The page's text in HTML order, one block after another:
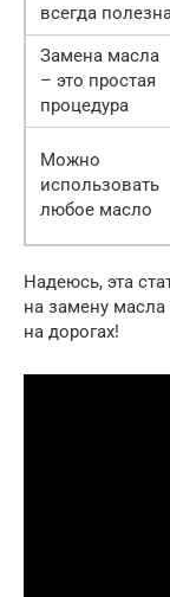
всегда
Замена масла
– это простая
процедура
Можно
использовать
любое масло
Надеюсь, эта
на замену
на дорогах!